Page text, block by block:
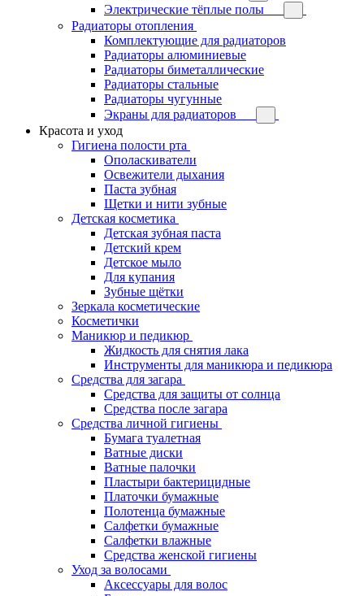
Электрические тёплые полы
Радиаторы отопления
Комплектующие для радиаторов
Радиаторы алюминиевые
Радиаторы биметаллические
Радиаторы стальные
Радиаторы чугунные
Экраны для радиаторов
Красота и уход
Гигиена полости рта
Ополаскиватели
Освежители дыхания
Паста зубная
Щетки и нити зубные
Детская косметика
Детская зубная паста
Детский крем
Детское мыло
Для купания
Зубные щётки
Зеркала косметические
Косметички
Маникюр и педикюр
Жидкость для снятия лака
Инструменты для маникюра и педикюра
Средства для загара
Средства для защиты от солнца
Средства после загара
Средства личной гигиены
Бумага туалетная
Ватные диски
Ватные палочки
Пластыри бактерицидные
Платочки бумажные
Полотенца бумажные
Салфетки бумажные
Салфетки влажные
Средства женской гигиены
Уход за волосами
Аксессуары для волос